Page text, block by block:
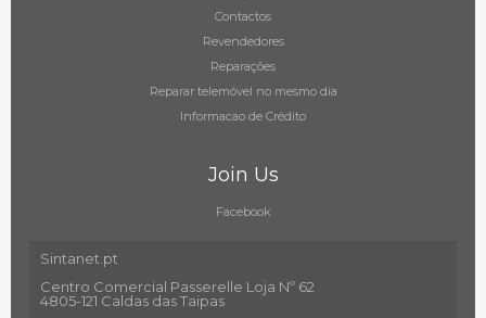
Contactos
Revendedores
Reparações
Reparar telemóvel no mesmo dia
Informacao de Crédito
Join Us
Facebook
Sintanet.pt
Centro Comercial Passerelle Loja Nº 62
4805-121 Caldas das Taipas